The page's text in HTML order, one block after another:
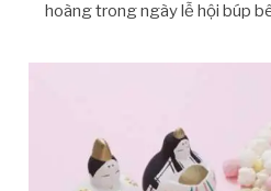
hoàng trong ngày lễ hội búp